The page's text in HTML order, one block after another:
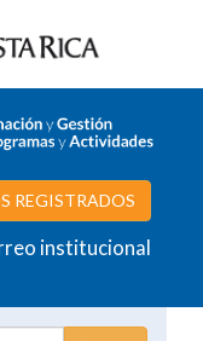
REGISTRADOS
institucional